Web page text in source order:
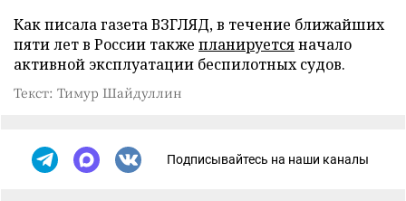
Как писала газета ВЗГЛЯД, в течение ближайших
пяти лет в России также планируетсяначало
активной эксплуатации беспилотных судов.
Текст: Тимур Шайдуллин
Подписывайтесь на наши каналы